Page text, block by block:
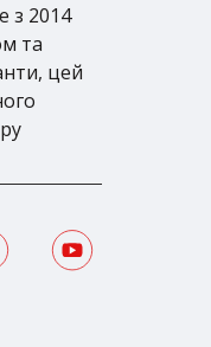
з 2014
та
цей